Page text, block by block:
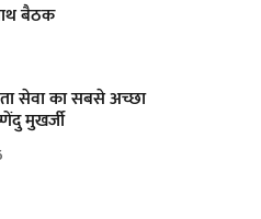
बैठक
सेवा का सबसे अच्छा
मुखर्जी